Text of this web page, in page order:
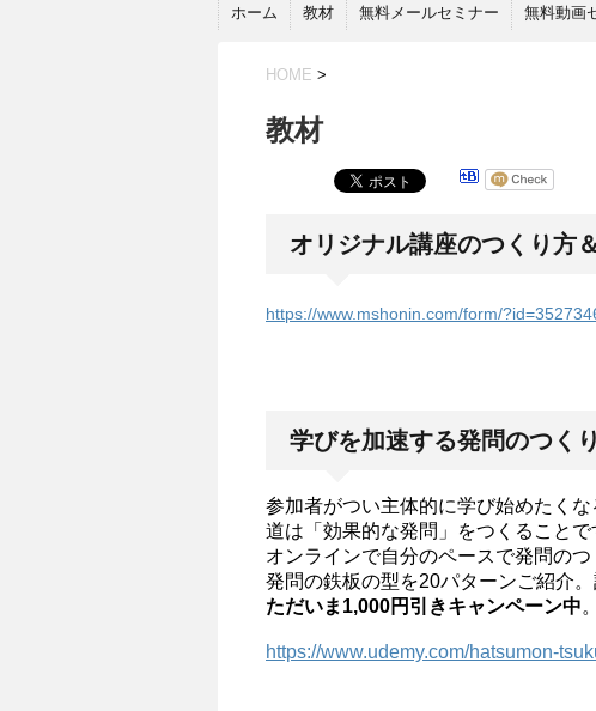
ホーム 教材 無料メールセミナー 無料動画
HOME >
教材
オリジナル講座のつくり方
https://www.mshonin.com/form/
学びを加速する発問のつく
参加者がつい主体的に学び始めたく
道は「効果的な発問」をつくることで
オンラインで自分のペースで発問のつ
発問の鉄板の型を20パターンご紹介
ただいま1,000円引きキャンペーン中。
https://www.udemy.com/hatsumon-